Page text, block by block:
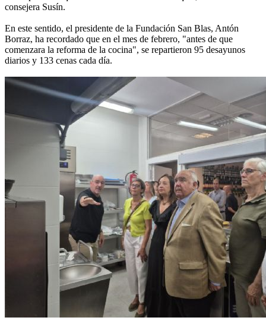
consejera Susín.
En este sentido, el presidente de la Fundación San Blas, Antón
Borraz, ha recordado que en el mes de febrero, "antes de que
comenzara la reforma de la cocina", se repartieron 95 desayunos
diarios y 133 cenas cada día.